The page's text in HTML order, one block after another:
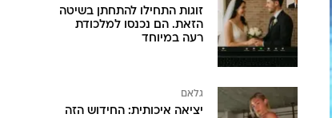
זוגות התחילו להתחתן בשיטה
הזאת. הם נכנסו למלכודת
רעה במיוחד
גלאם
יציאה איכותית: החידוש הזה